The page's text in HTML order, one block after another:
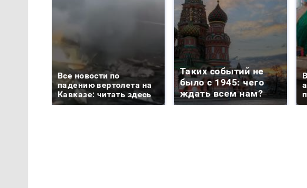
Все новости по
падению вертолета на
Кавказе: читать здесь
Таких событий не
было с 1945: чего
ждать всем нам?